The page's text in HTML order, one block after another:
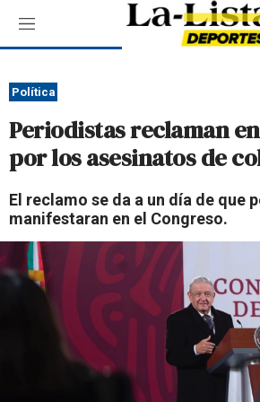
M
e
ú
Política
Periodistas reclaman
por los asesinatos de
El reclamo se da a un día de que
manifestaran en el Congreso.